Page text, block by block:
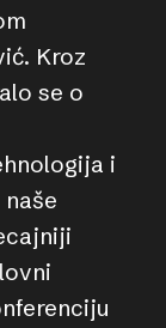
Kroz
se o
i